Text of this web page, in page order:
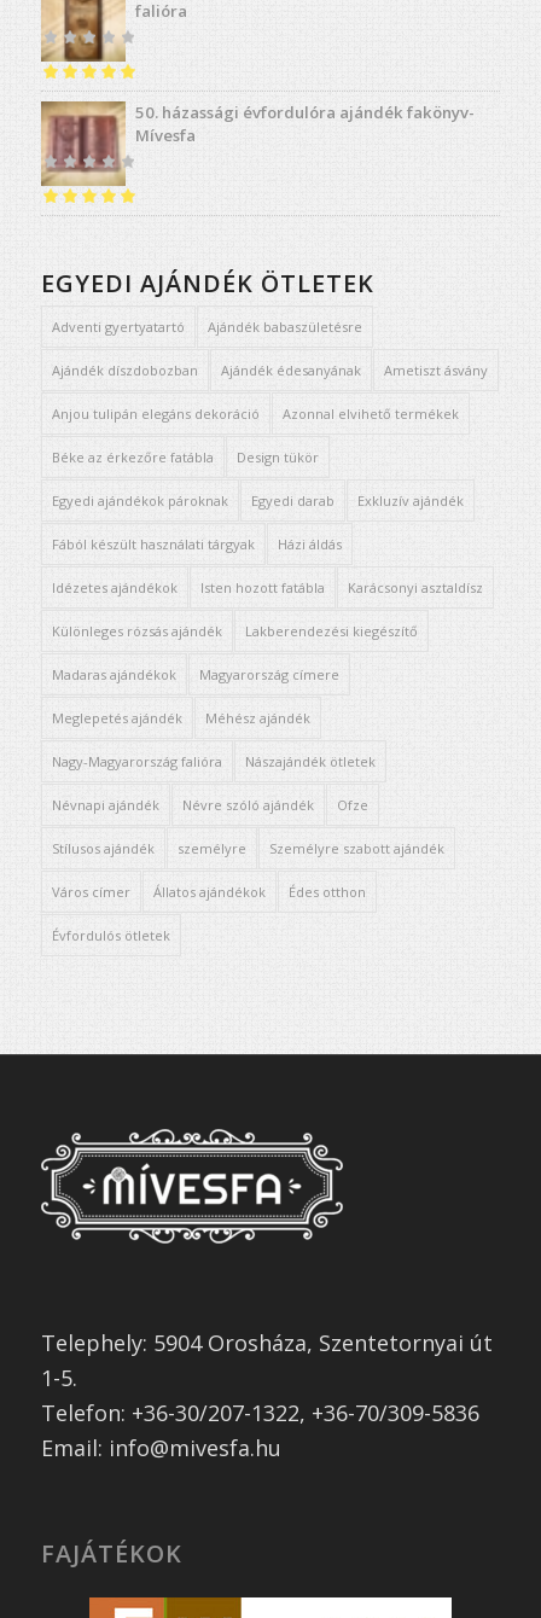
falióra
Értékelés:4.91
/ 5
50. házassági évfordulóra ajándék fakönyv-
Mívesfa
Értékelés:5.00
EGYEDI AJÁNDÉK ÖTLETEK
Adventi gyertyatartó Ajándék babaszületésre
Ajándék díszdobozban Ajándék édesanyának Ametiszt ásvány
Anjou tulipán elegáns dekoráció Azonnal elvihető termékek
Béke az érkezőre fatábla Design tükör
Egyedi ajándékok pároknak Egyedi darab Exkluzív ajándék
Fából készült használati tárgyak Házi áldás
Idézetes ajándékok Isten hozott fatábla Karácsonyi asztaldísz
Különleges rózsás ajándék Lakberendezési kiegészítő
Madaras ajándékok Magyarország címere
Meglepetés ajándék Méhész ajándék
Nagy-Magyarország falióra Nászajándék ötletek
Névnapi ajándék Névre szóló ajándék Ofze
Stílusos ajándék személyre Személyre szabott ajándék
Város címer Állatos ajándékok Édes otthon
Évfordulós ötletek
Telephely: 5904 Orosháza, Szentetornyai út
1-5.
Telefon: +36-30/207-1322, +36-70/309-5836
Email: info@mivesfa.hu
FAJÁTÉKOK